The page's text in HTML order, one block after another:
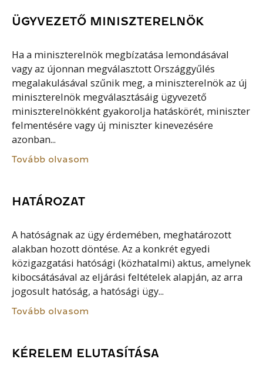
ÜGYVEZETŐ MINISZTERELNÖK
Ha a miniszterelnök megbízatása lemondásával
vagy az újonnan megválasztott Országgyűlés
megalakulásával szűnik meg, a miniszterelnök az új
miniszterelnök megválasztásáig ügyvezető
miniszterelnökként gyakorolja hatáskörét, miniszter
felmentésére vagy új miniszter kinevezésére
azonban...
Tovább olvasom
HATÁROZAT
A hatóságnak az ügy érdemében, meghatározott
alakban hozott döntése. Az a konkrét egyedi
közigazgatási hatósági (közhatalmi) aktus, amelynek
kibocsátásával az eljárási feltételek alapján, az arra
jogosult hatóság, a hatósági ügy...
Tovább olvasom
KÉRELEM ELUTASÍTÁSA